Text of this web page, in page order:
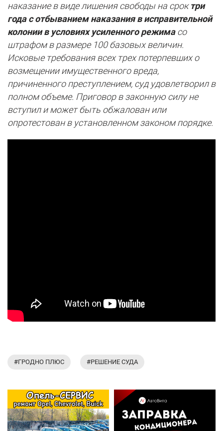
наказание в виде лишения свободы на сроктри
года с отбыванием наказания в исправительной
колонии в условиях усиленного режимасо
штрафом в размере 100 базовых величин.
Исковые требования всех трех потерпевших о
возмещении имущественного вреда,
причиненного преступлением, суд удовлетворил в
полном объеме. Приговор в законную силу не
вступил и может быть обжалован или
опротестован в установленном законом порядке.
#ГРОДНО ПЛЮС #РЕШЕНИЕ СУДА